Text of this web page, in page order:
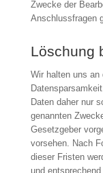
Zwecke der
Anschlussfragen
Löschung
Wir halten uns an
Daten daher nur
genannten
Gesetzgeber
vorsehen. Nach
dieser Fristen
und